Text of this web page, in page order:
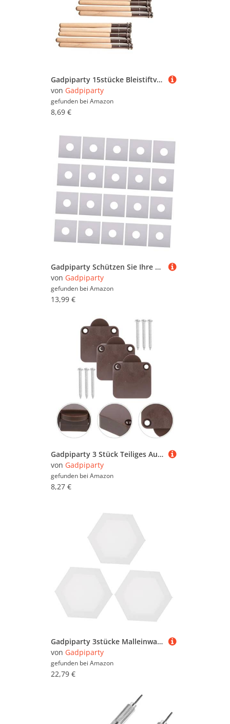
Gadpiparty 15stücke Bleistiftverlängerungsstange Einköpfiger Bleistiftverlängerer Bleistifthalter Für Schulbedarf Bleistift Lengtheners Praktisch Und Tragbar
von Gadpiparty
gefunden bei Amazon
8,69 €
Gadpiparty Schützen Sie Ihre Vinyl-Sammlung – 20er-Pack Aufbewahrungstaschen Für Schallplatten
von Gadpiparty
gefunden bei Amazon
13,99 €
Gadpiparty 3 Stück Teiliges Automatisches Türlicht schalter Elektrischer Druckschalter für Schrank Kleiderschrankbeleuchtung Inklusive Schrauben Braun Einfache Montage
von Gadpiparty
gefunden bei Amazon
8,27 €
Gadpiparty 3stücke Malleinwand Mit Rahmen Vielseitige Leinwand Für Öl Und Acrylmalerei DIY-kunstartikel Leinwandweiß Für Heimdekoration Und Bastelprojekte
von Gadpiparty
gefunden bei Amazon
22,79 €